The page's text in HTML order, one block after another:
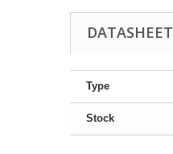
DATASHEET
Type
Stock